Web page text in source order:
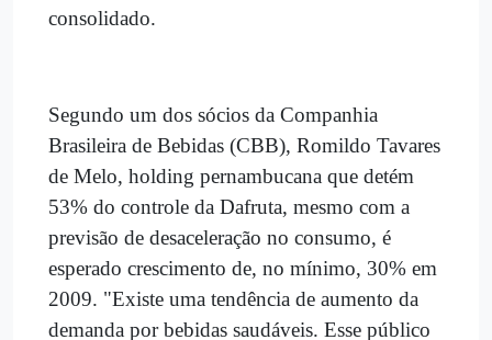
consolidado.
Segundo um dos sócios da Companhia
Brasileira de Bebidas (CBB), Romildo Tavares
de Melo, holding pernambucana que detém
53% do controle da Dafruta, mesmo com a
previsão de desaceleração no consumo, é
esperado crescimento de, no mínimo, 30% em
2009. "Existe uma tendência de aumento da
demanda por bebidas saudáveis. Esse público